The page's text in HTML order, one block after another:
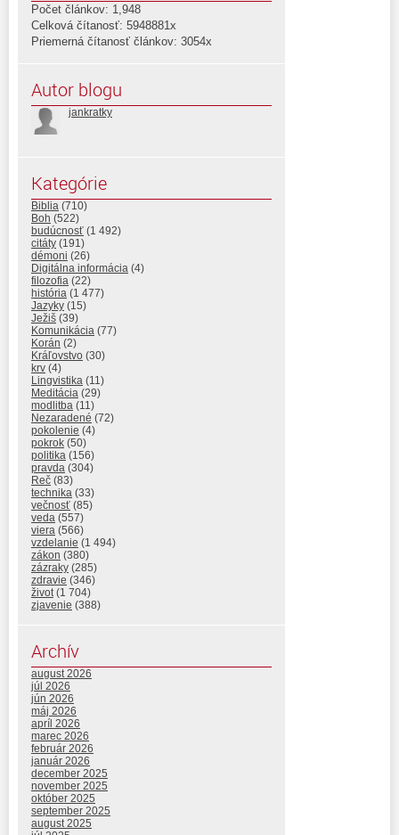
Počet článkov: 1,948
Celková čítanosť: 5948881x
Priemerná čítanosť článkov: 3054x
Autor blogu
jankratky
Kategórie
Biblia (710)
Boh (522)
budúcnosť (1 492)
citáty (191)
démoni (26)
Digitálna informácia (4)
filozofia (22)
história (1 477)
Jazyky (15)
Ježiš (39)
Komunikácia (77)
Korán (2)
Kráľovstvo (30)
krv (4)
Lingvistika (11)
Meditácia (29)
modlitba (11)
Nezaradené (72)
pokolenie (4)
pokrok (50)
politika (156)
pravda (304)
Reč (83)
technika (33)
večnosť (85)
veda (557)
viera (566)
vzdelanie (1 494)
zákon (380)
zázraky (285)
zdravie (346)
život(1 704)
zjavenie (388)
Archív
august 2026
júl 2026
jún 2026
máj 2026
apríl 2026
marec 2026
február 2026
január 2026
december 2025
november 2025
október 2025
september 2025
august 2025